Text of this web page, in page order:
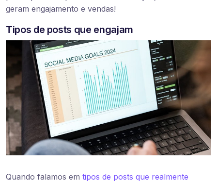
geram engajamento e vendas!
Tipos de posts que engajam
Quando falamos em tipos de posts que realmente